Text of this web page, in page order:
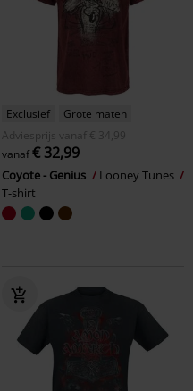
Exclusief
Grote maten
Adviesprijs
vanaf € 34,99
vanaf€ 32,99
Coyote - Genius
Looney Tunes
T-shirt